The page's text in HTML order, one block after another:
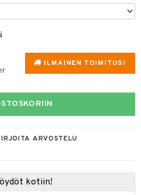
ILMAINEN TOIMITUS!
ARVOSTELU
kotiin!